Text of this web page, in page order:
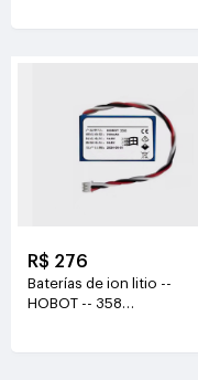
R$ 276
Baterías de ion litio --
HOBOT -- 358